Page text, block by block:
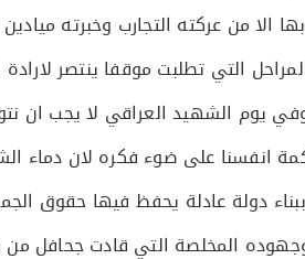
الا من عركته التجارب وخبرته
التي تطلبت موقفا ينتصر
يوم الشهيد العراقي لا يجب ان
انفسنا على ضوء فكره لان دماء
دولة عادلة يحفظ فيها حقوق
المخلصة التي قادت جحافل من